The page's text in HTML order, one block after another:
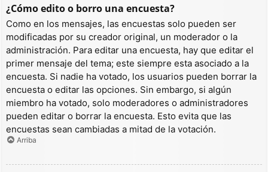
¿Cómo edito o borro una encuesta?
Como en los mensajes, las encuestas solo pueden ser
modificadas por su creador original, un moderador o la
administración. Para editar una encuesta, hay que editar el
primer mensaje del tema; este siempre esta asociado a la
encuesta. Si nadie ha votado, los usuarios pueden borrar la
encuesta o editar las opciones. Sin embargo, si algún
miembro ha votado, solo moderadores o administradores
pueden editar o borrar la encuesta. Esto evita que las
encuestas sean cambiadas a mitad de la votación.
Arriba